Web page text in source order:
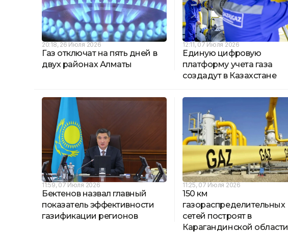
20:18, 26 Июля 2026
Газ отключат на пять дней в
двух районах Алматы
12:11, 07 Июля 2026
Единую цифровую
платформу учета газа
создадут в Казахстане
11:59, 07 Июля 2026
Бектенов назвал главный
показатель эффективности
газификации регионов
11:25, 07 Июля 2026
150 км
газораспределительных
сетей построят в
Карагандинской области